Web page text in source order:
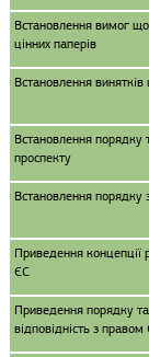
Встановлення вимог
цінних паперів
Встановлення
Встановлення порядку
проспекту
Встановлення порядку
Приведення концепції
ЄС
Приведення порядку та
відповідність з